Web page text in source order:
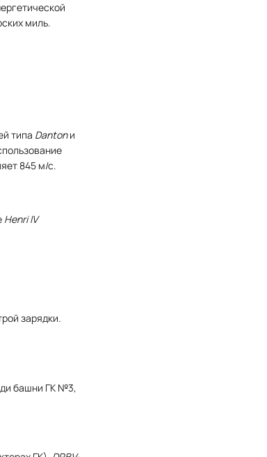
миль.
типа Dantonи
845 м/с.
Henri IV
зарядки.
башни ГК №3,